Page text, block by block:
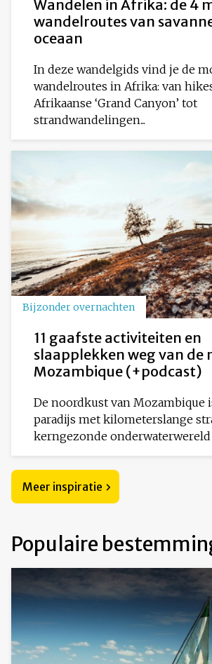
Wandelen in Afrika: de 4
wandelroutes van
oceaan
In deze wandelgids vind je de
wandelroutes in Afrika: van
Afrikaanse ‘Grand Canyon’ tot
strandwandelingen...
Bijzonder overnachten
11 gaafste activiteiten en
slaapplekken weg van de
Mozambique (+podcast)
De noordkust van Mozambique
paradijs met kilometerslange
kerngezonde onderwaterwereld
Meer inspiratie
Populaire